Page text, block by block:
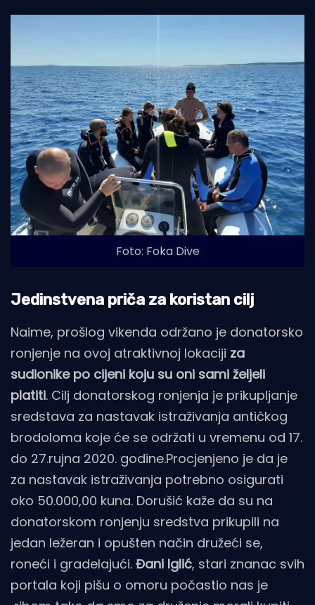
Foto: Foka Dive
Jedinstvena priča za koristan cilj
Naime, prošlog vikenda održano je donatorsko
ronjenje na ovoj atraktivnoj lokaciji za
sudionike po cijeni koju su oni sami željeli
platiti. Cilj donatorskog ronjenja je prikupljanje
sredstava za nastavak istraživanja antičkog
brodoloma koje će se održati u vremenu od 17.
do 27.rujna 2020. godine.Procjenjeno je da je
za nastavak istraživanja potrebno osigurati
oko 50.000,00 kuna. Dorušić kaže da su na
donatorskom ronjenju sredstva prikupili na
jedan ležeran i opušten način družeći se,
roneći i gradelajući. Đani Iglić, stari znanac svih
portala koji pišu o omoru počastio nas je